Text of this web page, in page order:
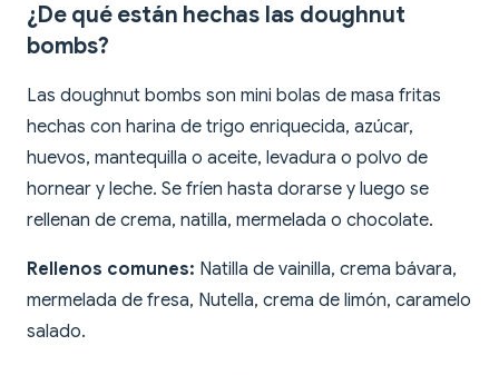
¿De qué están hechas las doughnut
bombs?
Las doughnut bombs son mini bolas de masa fritas
hechas con harina de trigo enriquecida, azúcar,
huevos, mantequilla o aceite, levadura o polvo de
hornear y leche. Se fríen hasta dorarse y luego se
rellenan de crema, natilla, mermelada o chocolate.
Rellenos comunes: Natilla de vainilla, crema bávara,
mermelada de fresa, Nutella, crema de limón, caramelo
salado.